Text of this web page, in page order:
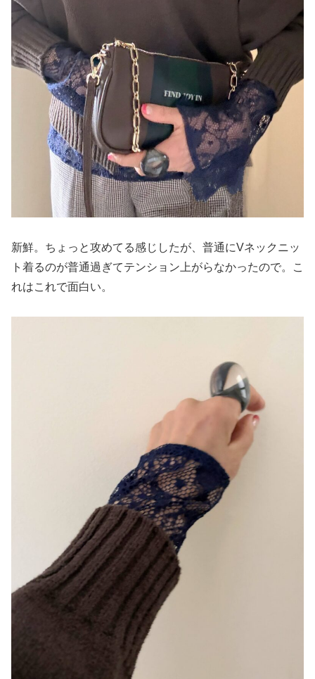
新鮮。ちょっと攻めてる感じしたが、普通にVネックニッ
ト着るのが普通過ぎてテンション上がらなかったので。こ
れはこれで面白い。